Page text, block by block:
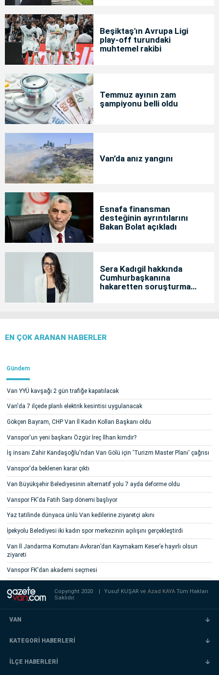
Beşiktaş'ın Avrupa Ligi
play-off turundaki
muhtemel rakibi
Temmuz ayının zam
şampiyonu belli oldu
Van’da anız yangını
Esnafa finansman
desteğinin ayrıntılarını
Bakan Bolat açıkladı
Sera Kadıgil hakkında
Cumhurbaşkanına
hakaretten soruşturma
EN ÇOK ARANAN HABERLER
Gündem
Van YYÜ kavşağı 2 gün trafiğe kapatılacak
Van'da 7 ilçede planlı elektrik kesintisi uygulanacak
Gökçen Bayram, CHP Van İl Kadın Kolları Başkanı oldu
Vanspor'un yeni başkanı Özgür İreç İlhan kimdir?
İş insanı Zahir Kandaşoğlu'ndan Van Gölü için 'Turizm Master Planı' çağrısı
Vanspor'da beklenen karar çıktı
Van Büyükşehir Belediyesinin alternatif yolu 7 ayda deforme oldu
Vanspor FK'da Fatih Sarp dönemi başlıyor
Yaz tatilinde dünyaca ünlü Van kedilerine ziyaretçi akını
İpekyolu Belediyesi iki kadın spor merkezinin açılışını gerçekleştirdi
Van İl Jandarma Komutanı Avkıran’dan Kaymakam Keser’e hayırlı olsun
ziyareti
Vanspor FK'dan akademi seçmesi
Copyright 2020 | Yusuf KUŞAR veAzad KAYATüm Hakları
Saklıdır.
VAN
KATEGORİ HABERLERİ
İLÇE HABERLERİ